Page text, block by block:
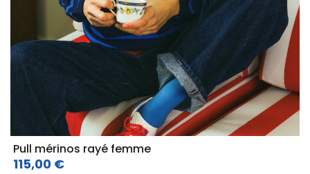
Pull mérinos rayé femme
115,00 €